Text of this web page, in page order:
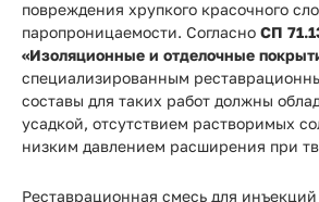
повреждения хрупкого красочного
паропроницаемости. Согласно СП
«Изоляционные и отделочные
специализированным
составы для таких работ должны
усадкой, отсутствием растворимых
низким давлением расширения при
Реставрационная смесь для